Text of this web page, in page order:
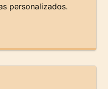
personalizados.